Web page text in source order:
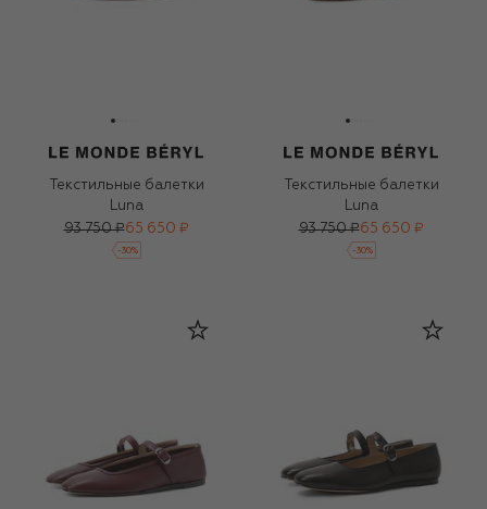
Текстильные балетки
Luna
93 750 ₽65 650 ₽
-30%
Текстильные балетки
Luna
93 750 ₽65 650 ₽
-30%